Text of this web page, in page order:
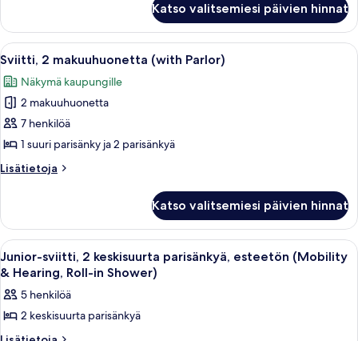
näköala
uima-
altaalle
kuvat
suuri
parisänky,
terassi,
uima-
altaalle
Katso valitsemiesi päivien hinnat
Avaa
kaikki
huonetyypin
Sviitti,
2
makuuhuonetta
(with
Parlor)
Hotellihuone, jossa on sänky,
11
Sviitti, 2 makuuhuonetta (with Parlor)
Näkymä kaupungille
2 makuuhuonetta
7 henkilöä
1 suuri parisänky ja 2 parisänkyä
Lisätietoja
Lisätietoja
makuuhuonetta
(with
Parlor)
Katso valitsemiesi päivien hinnat
Avaa
kaikki
huonetyypin
Junior-
sviitti,
Allergiatestatut vuodevaatteet,
6
Junior-sviitti, 2 keskisuurta parisänkyä, esteetön (Mobility
& Hearing, Roll-in Shower)
5 henkilöä
2 keskisuurta parisänkyä